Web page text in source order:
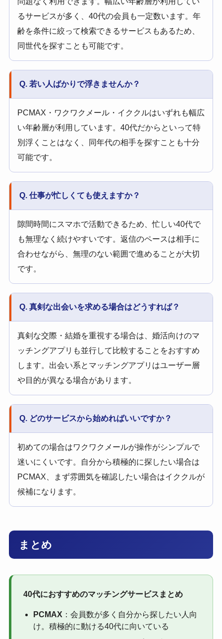
るサービスが多く、40代の会員も一定数います。年
齢を条件に絞って検索できるサービスもあるため、
同世代を探すことも可能です。
Q. 若い人ばかりで浮きませんか？
PCMAX・ワクワクメール・イククルはいずれも幅広
い年齢層が利用しています。40代だからといって特
別浮くことはなく、同年代の相手を探すことも十分
可能です。
Q. 仕事が忙しくても使えますか？
隙間時間にスマホで活動できるため、忙しい40代で
も無理なく続けやすいです。返信のペースは相手に
合わせながら、無理のない範囲で進めることが大切
です。
Q. 真剣な出会いを求める場合はどうすれば？
真剣な交際・結婚を重視する場合は、婚活向けのマ
ッチングアプリも並行して比較することをおすすめ
します。出会い系とマッチングアプリはユーザー層
や目的が異なる場合があります。
Q. どのサービスから始めればいいですか？
初めての場合はワクワクメールが操作がシンプルで
迷いにくいです。自分から積極的に探したい場合は
PCMAX、まず雰囲気を確認したい場合はイククルが
候補になります。
まとめ
40代におすすめのマッチングサービスまとめ
PCMAX ：会員数が多く自分から探したい人向
け。積極的に動ける40代に向いている